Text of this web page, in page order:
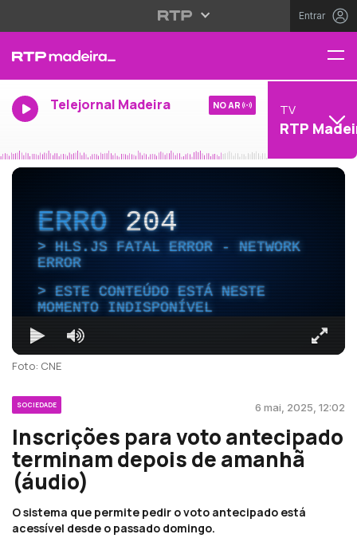
Entrar
Telejornal Madeira NO AR TV
RTP
ERRO204
HLS.JS FATAL ERROR - NETWORK
ERROR
ESTE CONTEÚDO ESTÁ NESTE
MOMENTO INDISPONÍVEL
Foto: CNE
SOCIEDADE 6 mai, 2025, 12:02
Inscrições para voto antecipado
terminam depois de amanhã
(áudio)
O sistema que permite pedir o voto antecipado está
acessível desde o passado domingo.